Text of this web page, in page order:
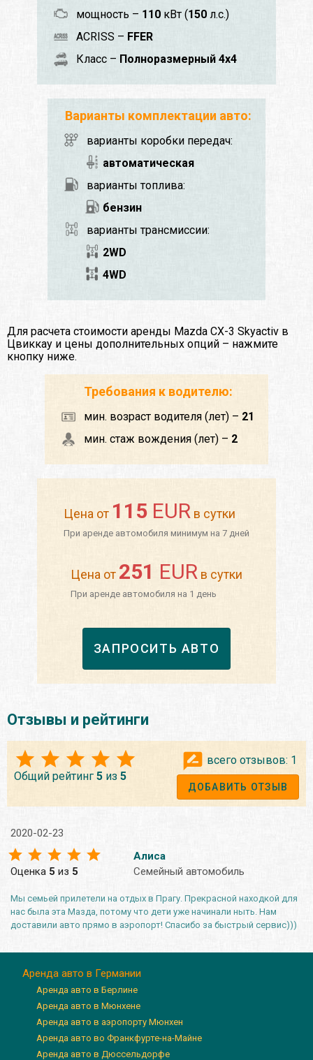
мощность – 110 кВт (150 л.с.)
ACRISS – FFER
Класс – Полноразмерный 4x4
Варианты комплектации авто:
варианты коробки передач:
автоматическая
варианты топлива:
бензин
варианты трансмиссии:
2WD
4WD
Для расчета стоимости аренды Mazda CX-3 Skyactiv в
Цвиккау и цены дополнительных опций – нажмите
кнопку ниже.
Требования к водителю:
мин. возраст водителя (лет) – 21
мин. стаж вождения (лет) – 2
Цена от 115 EURв сутки
При аренде автомобиля минимум на 7 дней
Цена от 251 EURв сутки
При аренде автомобиля на 1 день
ЗАПРОСИТЬ АВТО
Отзывы и рейтинги
Общий рейтинг 5 из 5
всего отзывов: 1
ДОБАВИТЬ ОТЗЫВ
2020-02-23
Оценка 5 из 5
Алиса
Семейный автомобиль
Мы семьей прилетели на отдых в Прагу. Прекрасной находкой для
нас была эта Мазда, потому что дети уже начинали ныть. Нам
доставили авто прямо в аэропорт! Спасибо за быстрый сервис)))
Аренда авто в Германии
Аренда авто в Берлине
Аренда авто в Мюнхене
Аренда авто в аэропорту Мюнхен
Аренда авто во Франкфурте-на-Майне
Аренда авто в Дюссельдорфе